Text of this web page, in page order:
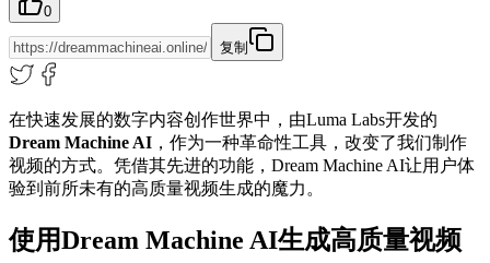
0
复制
在快速发展的数字内容创作世界中，由Luma Labs开发的
Dream Machine AI ，作为一种革命性工具，改变了我们制作
视频的方式。凭借其先进的功能，Dream Machine AI让用户体
验到前所未有的高质量视频生成的魔力。
使用Dream Machine AI生成高质量视频